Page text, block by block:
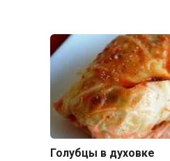
Голубцы в духовке